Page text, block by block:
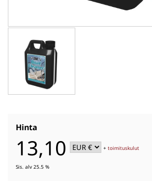
Hinta
13,10 +toimituskulut
Sis. alv 25.5 %